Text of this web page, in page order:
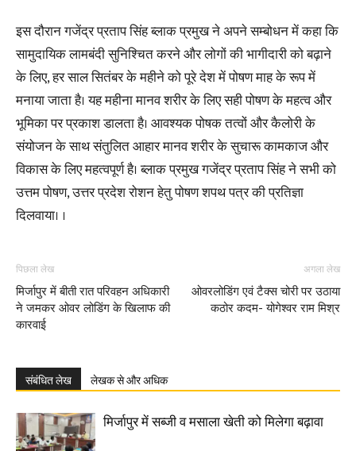
इस दौरान गजेंद्र प्रताप सिंह ब्लाक प्रमुख ने अपने सम्बोधन में कहा कि
सामुदायिक लामबंदी सुनिश्चित करने और लोगों की भागीदारी को बढ़ाने
के लिए, हर साल सितंबर के महीने को पूरे देश में पोषण माह के रूप में
मनाया जाता है। यह महीना मानव शरीर के लिए सही पोषण के महत्व और
भूमिका पर प्रकाश डालता है। आवश्यक पोषक तत्वों और कैलोरी के
संयोजन के साथ संतुलित आहार मानव शरीर के सुचारू कामकाज और
विकास के लिए महत्वपूर्ण है। ब्लाक प्रमुख गजेंद्र प्रताप सिंह ने सभी को
उत्तम पोषण, उत्तर प्रदेश रोशन हेतु पोषण शपथ पत्र की प्रतिज्ञा
दिलवाया। ।
पिछला लेख
मिर्जापुर में बीती रात परिवहन अधिकारी
ने जमकर ओवर लोडिंग के खिलाफ की
कारवाई
अगला लेख
ओवरलोडिंग एवं टैक्स चोरी पर उठाया
कठोर कदम- योगेश्वर राम मिश्र
संबंधित लेख लेखक से और अधिक
मिर्जापुर में सब्जी व मसाला खेती को मिलेगा बढ़ावा